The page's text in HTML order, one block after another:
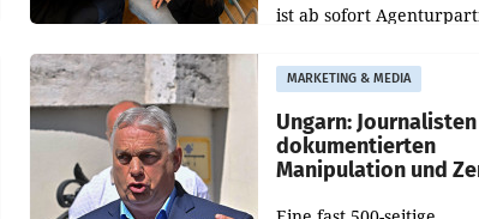
ist ab sofort
Optimierungsplattform
OtterlyAI. Damit baut die
Agentur ihr
MARKETING & MEDIA
Ungarn: Journalisten
dokumentierten
Manipulation und